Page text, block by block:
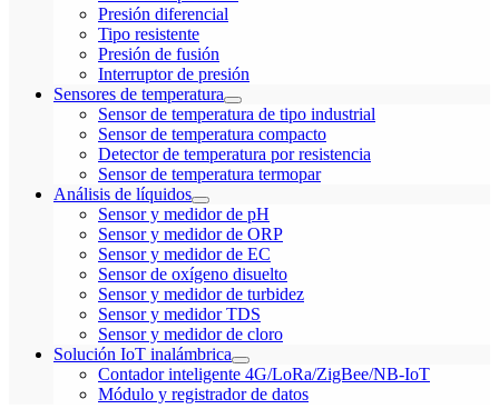
Presión diferencial
Tipo resistente
Presión de fusión
Interruptor de presión
Sensores de temperatura
Sensor de temperatura de tipo industrial
Sensor de temperatura compacto
Detector de temperatura por resistencia
Sensor de temperatura termopar
Análisis de líquidos
Sensor y medidor de pH
Sensor y medidor de ORP
Sensor y medidor de EC
Sensor de oxígeno disuelto
Sensor y medidor de turbidez
Sensor y medidor TDS
Sensor y medidor de cloro
Solución IoT inalámbrica
Contador inteligente 4G/LoRa/ZigBee/NB-IoT
Módulo y registrador de datos